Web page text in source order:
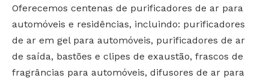
Oferecemos centenas de purificadores de ar para
automóveis e residências, incluindo: purificadores
de ar em gel para automóveis, purificadores de ar
de saída, bastões e clipes de exaustão, frascos de
fragrâncias para automóveis, difusores de ar para